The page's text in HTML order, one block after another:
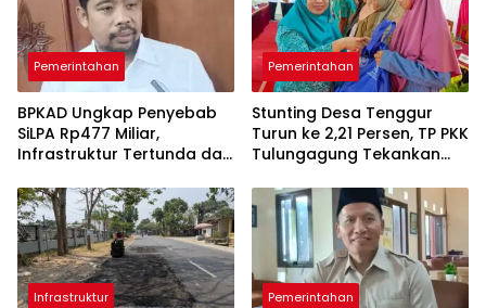
Pemerintahan
BPKAD Ungkap Penyebab
SiLPA Rp477 Miliar,
Infrastruktur Tertunda dan
Pemerintahan
Stunting Desa Tenggur
Turun ke 2,21 Persen, TP PKK
Tulungagung Tekankan
Berkelanjutan
Infrastruktur Pemerintahan